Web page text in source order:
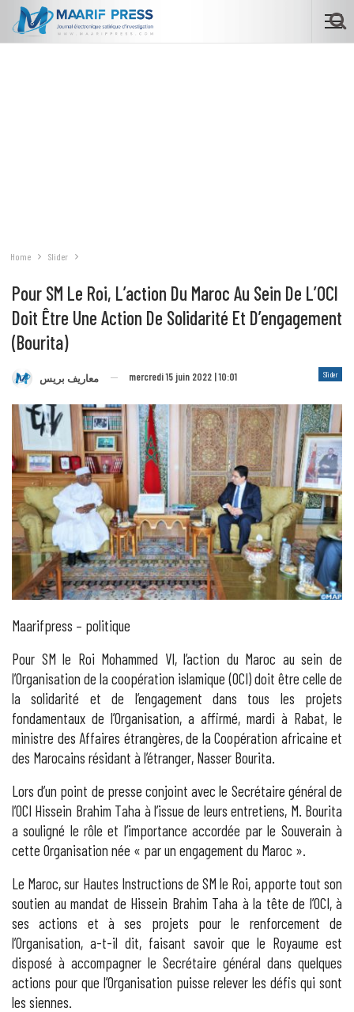
Home Slider
Pour SM Le Roi, L’action Du Maroc Au Sein De L’OCI
Doit Être Une Action De Solidarité Et D’engagement
(Bourita)
Slider معاريف بريس mercredi 15 juin 2022 | 10:01
Maarifpress – politique
Pour SM le Roi Mohammed VI, l’action du Maroc au sein de
l’Organisation de la coopération islamique (OCI) doit être celle de
la solidarité et de l’engagement dans tous les projets
fondamentaux de l’Organisation, a affirmé, mardi à Rabat, le
ministre des Affaires étrangères, de la Coopération africaine et
des Marocains résidant à l’étranger, Nasser Bourita.
Lors d’un point de presse conjoint avec le Secrétaire général de
l’OCI Hissein Brahim Taha à l’issue de leurs entretiens, M. Bourita
a souligné le rôle et l’importance accordée par le Souverain à
cette Organisation née « par un engagement du Maroc ».
Le Maroc, sur Hautes Instructions de SM le Roi, apporte tout son
soutien au mandat de Hissein Brahim Taha à la tête de l’OCI, à
ses actions et à ses projets pour le renforcement de
l’Organisation, a-t-il dit, faisant savoir que le Royaume est
disposé à accompagner le Secrétaire général dans quelques
actions pour que l’Organisation puisse relever les défis qui sont
les siennes.